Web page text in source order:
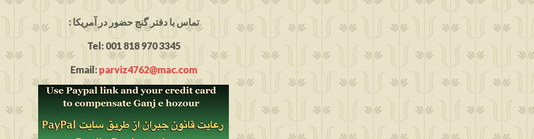
: تماس با دفتر گنج حضور در آمریکا
Tel: 001 818 970 3345
Email: parviz4762@mac.com